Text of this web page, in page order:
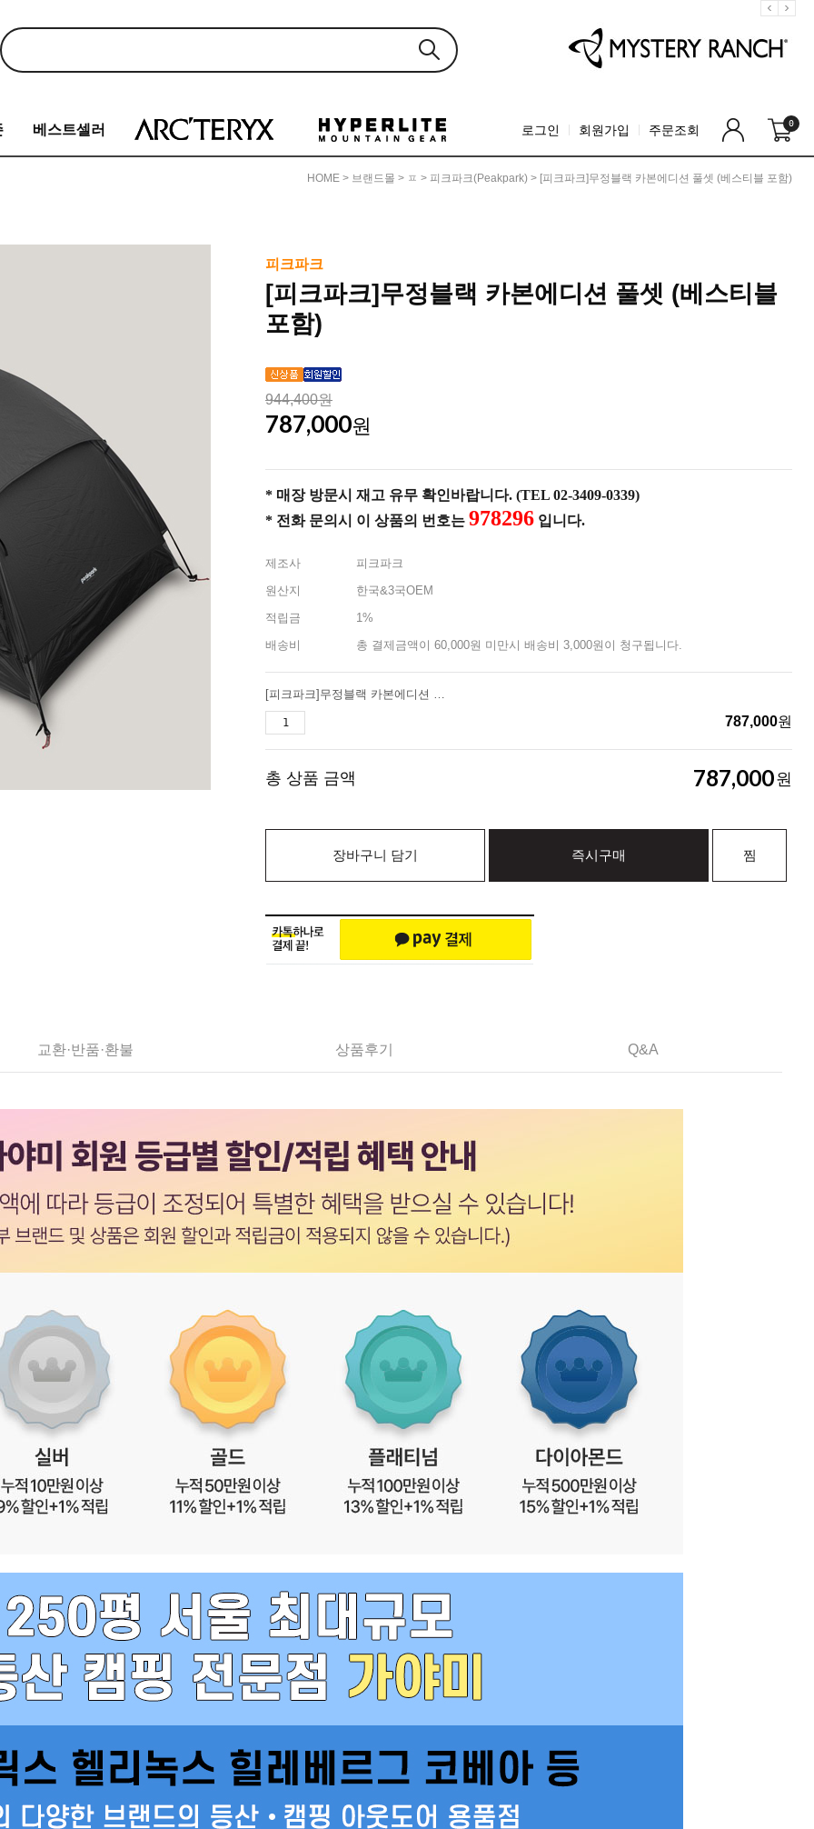
베스트셀러 로그인 회원가입 주문조회 0
HOME > 브랜드몰 > ㅍ > 피크파크(peakpark) > [피크파크]무정블랙 카본에디션 풀셋 (베스티블 포함)
피크파크
[피크파크]무정블랙 카본에디션 풀셋 (베스티블
포함)
944,400원
787,000원
* 매장 방문시 재고 유무 확인바랍니다. (TEL 02-3409-0339)
* 전화 문의시 이 상품의 번호는 978296 입니다.
제조사
피크파크
원산지
한국&3국OEM
적립금
1%
배송비
총 결제금액이 60,000원 미만시 배송비 3,000원이 청구됩니다.
[피크파크]무정블랙 카본에디션 풀셋 (베스티블 포함)
787,000원
총 상품 금액 787,000원
장바구니 담기 즉시구매 찜
교환·반품·환불 상품후기 Q&A